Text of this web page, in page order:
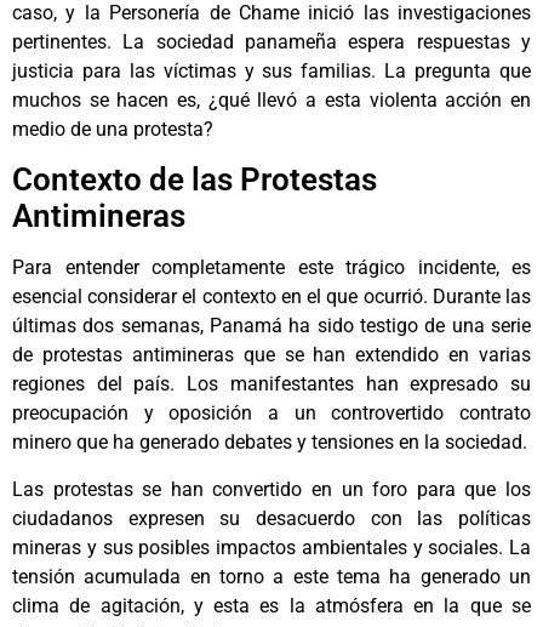
caso, y la Personería de Chame inició las investigaciones
pertinentes. La sociedad panameña espera respuestas y
justicia para las víctimas y sus familias. La pregunta que
muchos se hacen es, ¿qué llevó a esta violenta acción en
medio de una protesta?
Contexto de las Protestas
Antimineras
Para entender completamente este trágico incidente, es
esencial considerar el contexto en el que ocurrió. Durante las
últimas dos semanas, Panamá ha sido testigo de una serie
de protestas antimineras que se han extendido en varias
regiones del país. Los manifestantes han expresado su
preocupación y oposición a un controvertido contrato
minero que ha generado debates y tensiones en la sociedad.
Las protestas se han convertido en un foro para que los
ciudadanos expresen su desacuerdo con las políticas
mineras y sus posibles impactos ambientales y sociales. La
tensión acumulada en torno a este tema ha generado un
clima de agitación, y esta es la atmósfera en la que se